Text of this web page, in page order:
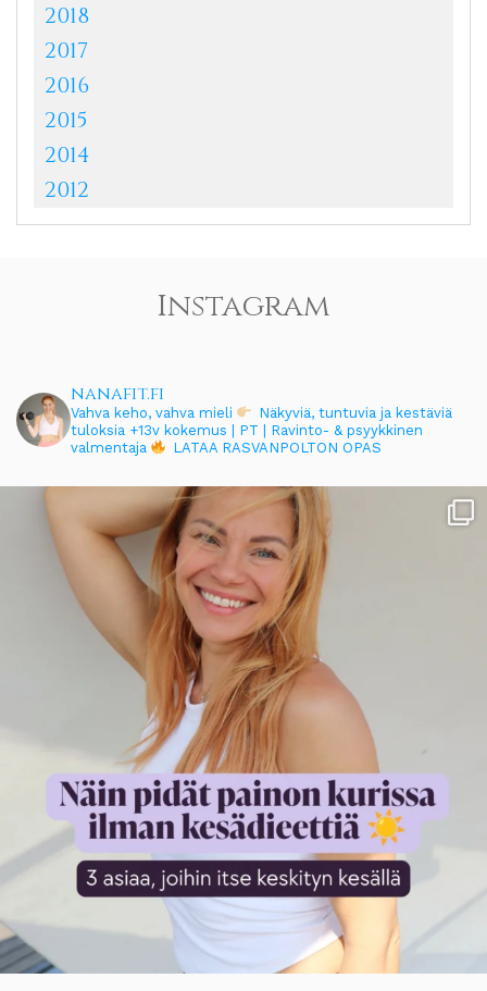
2018
2017
2016
2015
2014
2012
Instagram
nanafit.fi
Vahva keho, vahva mieli
Näkyviä, tuntuvia ja kestäviä
tuloksia +13v kokemus | PT | Ravinto- & psyykkinen
valmentaja
LATAA RASVANPOLTON OPAS